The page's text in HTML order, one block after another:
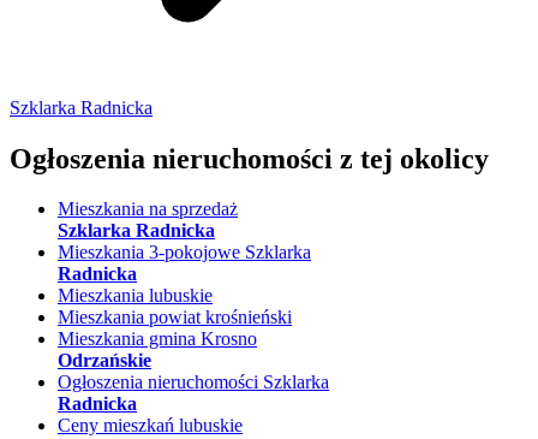
Szklarka Radnicka
Ogłoszenia nieruchomości z tej okolicy
Mieszkania na sprzedaż
Szklarka Radnicka
Mieszkania 3-pokojowe Szklarka
Radnicka
Mieszkania lubuskie
Mieszkania powiat krośnieński
Mieszkania gmina Krosno
Odrzańskie
Ogłoszenia nieruchomości Szklarka
Radnicka
Ceny mieszkań lubuskie